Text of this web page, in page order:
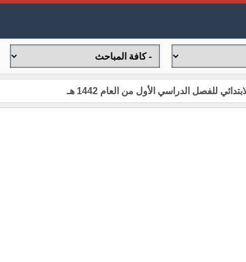
للفصل الدراسي الأول من العام 1442 هـ